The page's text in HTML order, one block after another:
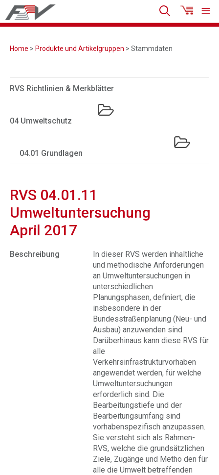
Home > Produkte und Artikelgruppen > Stammdaten
RVS Richtlinien & Merkblätter
04 Umweltschutz
04.01 Grundlagen
RVS 04.01.11
Umweltuntersuchung
April 2017
Beschreibung
In dieser RVS werden inhaltliche
und methodische Anforderungen
an Umweltuntersuchungen in
unterschiedlichen
Planungsphasen, definiert, die
insbesondere in der
Bundesstraßenplanung (Neu- und
Ausbau) anzuwenden sind.
Darüberhinaus kann diese RVS für
alle
Verkehrsinfrastrukturvorhaben
angewendet werden, für welche
Umweltuntersuchungen
erforderlich sind. Die
Bearbeitungstiefe und der
Bearbeitungsumfang sind
vorhabenspezifisch anzupassen.
Sie versteht sich als Rahmen-
RVS, welche die grundsätzlichen
Ziele, Zugänge und Metho den für
alle die Umwelt betreffenden